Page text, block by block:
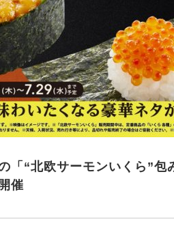
「“北欧サーモンいくら”
催